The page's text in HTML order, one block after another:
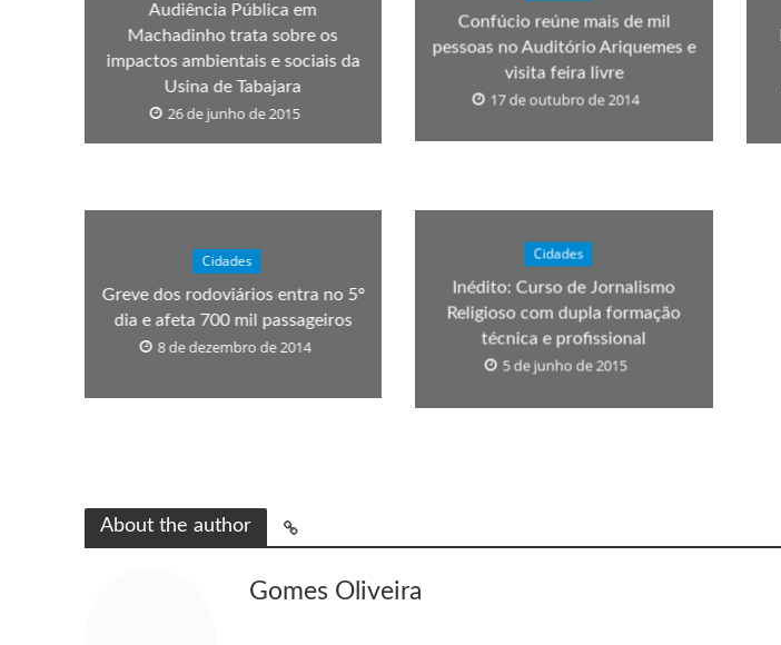
Audiência Pública em
Machadinho trata sobre os
impactos ambientais e sociais da
Usina de Tabajara
26 de junho de 2015
Confúcio reúne mais de mil
pessoas no Auditório Ariquemes e
visita feira livre
17 de outubro de 2014
Cidades
Greve dos rodoviários entra no 5º
dia e afeta 700 mil passageiros
8 de dezembro de 2014
Cidades
Inédito: Curso de Jornalismo
Religioso com dupla formação
técnica e profissional
5 de junho de 2015
About the author
Gomes Oliveira